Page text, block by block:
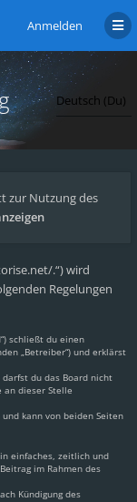
Anmelden
zur Nutzung des
.“) wird
Regelungen
schließt du einen
„Betreiber“) und erklärst
du das Board nicht
an dieser Stelle
kann von beiden Seiten
einfaches, zeitlich und
im Rahmen des
Kündigung des